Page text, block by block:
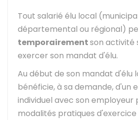
Tout salarié élu local
départemental ou régional)
temporairementson activité
exercer son mandat d'élu.
Au début de son mandat d'élu
bénéficie, à sa demande, d'un
individuel avec son employeur
modalités pratiques